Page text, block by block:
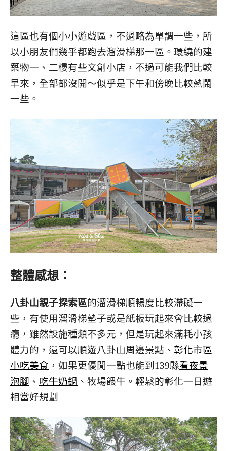
這區也有個小小遊戲區，不過略為單調一些，所
以小朋友們幾乎都跑去溜滑梯那一區。環繞的建
築物一、二樓有些文創小店，不過可能我們比較
早來，全部都沒開～似乎是下午和傍晚比較熱鬧
一些。
整體感想：
八卦山親子探索區的溜滑梯順暢度比較滯礙一
些，有使用溜滑梯墊子或是紙板玩起來會比較過
癮，雖然設施種類不多元，但是玩起來滿耗小孩
體力的，還可以順遊八卦山周邊景點、 彰化市區
小吃美食 ，如果更優閒一點也能到139縣看夜景
泡腳 、 吃牛奶鍋 、牧場餵牛。輕鬆的彰化一日遊
相當好規劃